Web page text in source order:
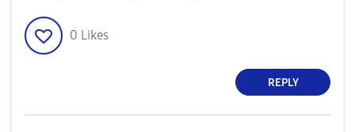
0 Likes
REPLY